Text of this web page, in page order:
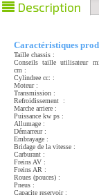
Description
Caractéristiques
Taille chassis :
Conseils taille utilisateur
cm :
Cylindree cc: :
Moteur :
Transmission :
Refroidissement :
Marche arriere :
Puissance kw ps :
Allumage :
Démarreur :
Embrayage :
Bridage de la vitesse :
Carburant :
Freins AV :
Freins AR :
Roues (pouces) :
Pneus :
Capacite reservoir :